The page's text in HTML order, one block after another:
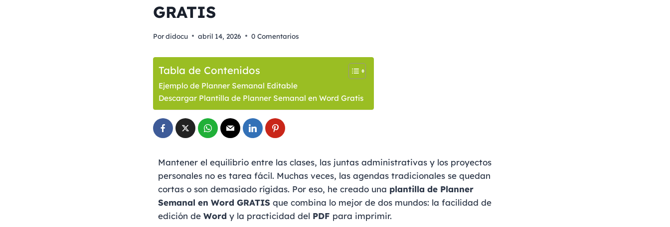
GRATIS
Pordidocu abril 14, 2026 0 Comentarios
Tabla de Contenidos
Ejemplo de Planner Semanal Editable
Descargar Plantilla de Planner Semanal en Word Gratis
Mantener el equilibrio entre las clases, las juntas administrativas y los proyectos
personales no es tarea fácil. Muchas veces, las agendas tradicionales se quedan
cortas o son demasiado rígidas. Por eso, he creado una plantilla de Planner
Semanal en Word GRATIS que combina lo mejor de dos mundos: la facilidad de
edición de Word y la practicidad del PDF para imprimir.